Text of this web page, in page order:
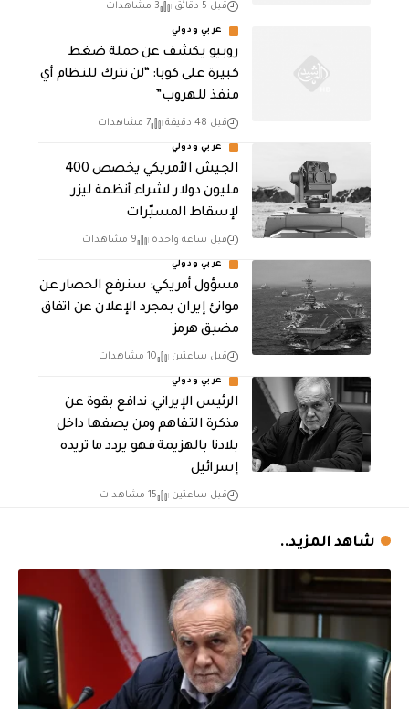
قبل 5 دقائق 3 مشاهدات
عربي ودولي
روبيو يكشف عن حملة ضغط
كبيرة على كوبا: “لن نترك للنظام أي
منفذ للهروب”
قبل 48 دقيقة 7 مشاهدات
عربي ودولي
الجيش الأمريكي يخصص 400
مليون دولار لشراء أنظمة ليزر
لإسقاط المسيّرات
قبل ساعة واحدة 9 مشاهدات
عربي ودولي
مسؤول أمريكي: سنرفع الحصار عن
موانئ إيران بمجرد الإعلان عن اتفاق
مضيق هرمز
قبل ساعتين 10 مشاهدات
عربي ودولي
الرئيس الإيراني: ندافع بقوة عن
مذكرة التفاهم ومن يصفها داخل
بلادنا بالهزيمة فهو يردد ما تريده
إسرائيل
قبل ساعتين 15 مشاهدات
شاهد المزيد..